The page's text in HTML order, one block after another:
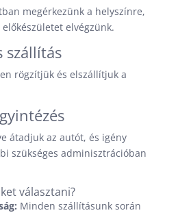
megérkezünk a helyszínre,
elvégzünk.
szállítás
rögzítjük és elszállítjuk a
átadjuk az autót, és igény
szükséges adminisztrációban
választani?
Minden szállításunk során